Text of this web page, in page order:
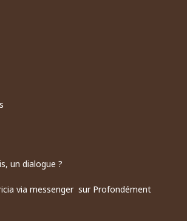
un dialogue ?
via messenger sur Profondément